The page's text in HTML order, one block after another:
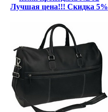
Лучшая цена!!! Скидка 5%